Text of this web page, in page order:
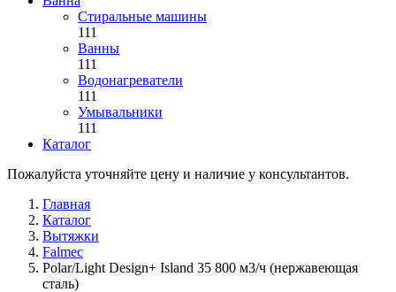
Стиральные машины
111
Ванны
111
Водонагреватели
111
Умывальники
111
Каталог
Пожалуйста уточняйте цену и наличие у консультантов.
Главная
Каталог
Вытяжки
Falmec
Polar/Light Design+ Island 35 800 м3/ч (нержавеющая
сталь)